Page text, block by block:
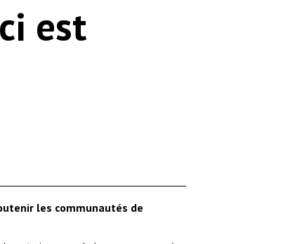
est
les communautés de